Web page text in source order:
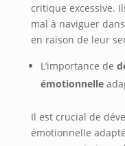
critique excessive.
mal à naviguer
en raison de leur
L’importance de
émotionnelle
Il est crucial de
émotionnelle